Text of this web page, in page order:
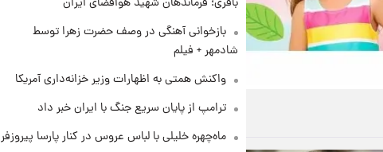
بازخوانی آهنگی در وصف حضرت زهرا توسط
شادمهر + فیلم
واکنش همتی به اظهارات وزیر خزانه‌داری آمریکا
ترامپ از پایان سریع جنگ با ایران خبر داد
ماه‌چهره خلیلی با لباس عروس در کنار پارسا پیروزفر